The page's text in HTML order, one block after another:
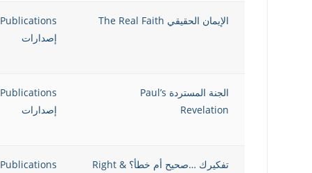
الإيمان الحقيقي The Real Faith
Publications
إصدارات
الجنة المستردة Paul’s
Revelation
Publications
إصدارات
تفكيرك …صحيح أم خطأ؟ Right &
Publications